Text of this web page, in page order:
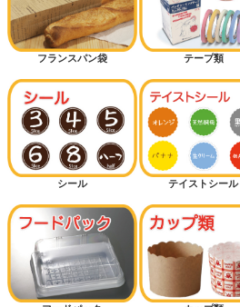
フランスパン袋 テープ類
シール テイストシール